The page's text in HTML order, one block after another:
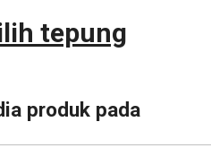
tepung
produk pada